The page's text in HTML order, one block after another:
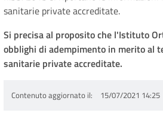
sanitarie private accreditate.
Si precisa al proposito che l'Istituto
obblighi di adempimento in merito al
sanitarie private accreditate.
Contenuto aggiornato il 15/07/2021 14:25